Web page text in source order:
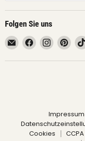
Folgen Sie uns
Email
fruimundo
Finden
Sie
uns
Finden
Sie
uns
Sie
uns
Impressum
Cookies